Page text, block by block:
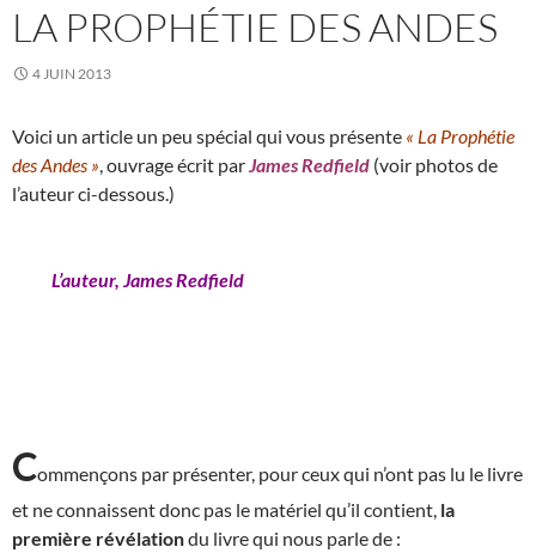
LA PROPHÉTIE DES ANDES
4 JUIN 2013
Voici un article un peu spécial qui vous présente « La Prophétie
des Andes » , ouvrage écrit par James Redfield (voir photos de
l’auteur ci-dessous.)
L’auteur, James Redfield
Commençons par présenter, pour ceux qui n’ont pas lu le livre
et ne connaissent donc pas le matériel qu’il contient, la
première révélationdu livre qui nous parle de :